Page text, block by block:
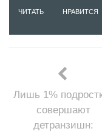
ЧИТАТЬ НРАВИТСЯ
Лишь 1%
совершают
детранзишн: